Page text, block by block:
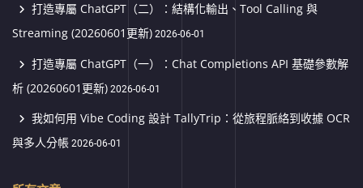
打造專屬 ChatGPT（二）：結構化輸出、Tool Calling 與
Streaming (20260601更新) 2026-06-01
打造專屬 ChatGPT（一）：Chat Completions API 基礎參數解
析 (20260601更新) 2026-06-01
我如何用 Vibe Coding 設計 TallyTrip：從旅程脈絡到收據 OCR
與多人分帳 2026-06-01